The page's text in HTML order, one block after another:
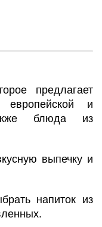
предлагает
и
блюда из
выпечку и
напиток из